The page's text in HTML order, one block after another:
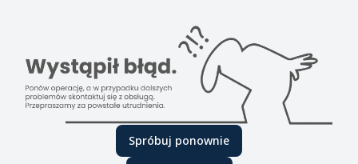
Spróbuj ponownie